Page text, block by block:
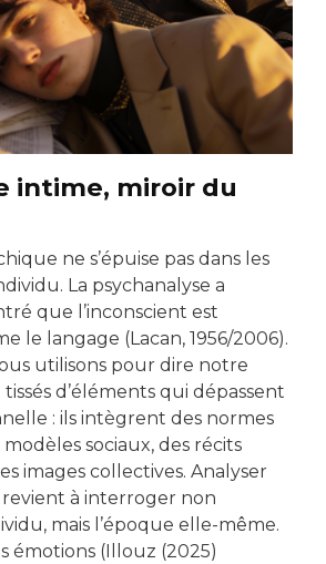
intime, miroir du
ne s’épuise pas dans les
La psychanalyse a
que l’inconscient est
le langage (Lacan, 1956/2006).
utilisons pour dire notre
d’éléments qui dépassent
: ils intègrent des normes
sociaux, des récits
images collectives. Analyser
revient à interroger non
mais l’époque elle-même.
émotions (Illouz (2025)